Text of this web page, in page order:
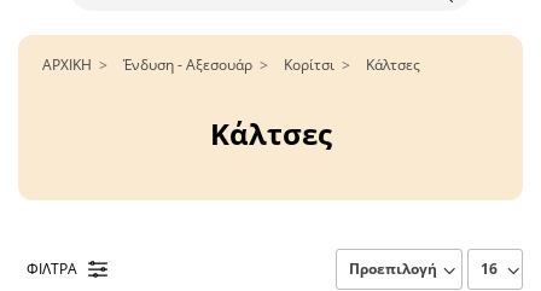
ΑΡΧΙΚΗ Ένδυση - Αξεσουάρ Κορίτσι Κάλτσες
Κάλτσες
ΦΙΛΤΡΑ